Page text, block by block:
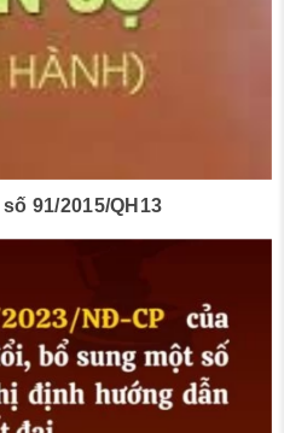
91/2015/QH13